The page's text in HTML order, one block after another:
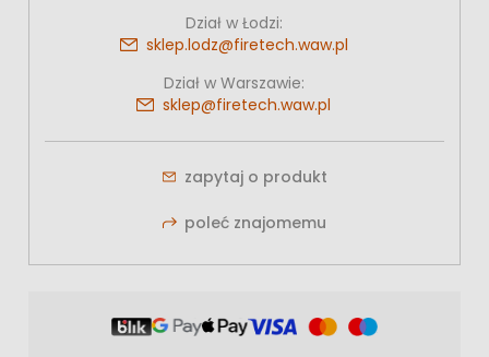
Dział w Łodzi:
sklep.lodz@firetech.waw.pl
Dział w Warszawie:
sklep@firetech.waw.pl
zapytaj o produkt
poleć znajomemu